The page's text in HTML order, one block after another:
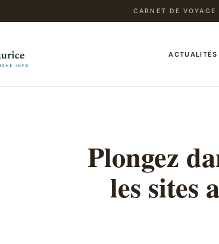
CARNET DE
ACTUALITÉS
Plongez
les sites